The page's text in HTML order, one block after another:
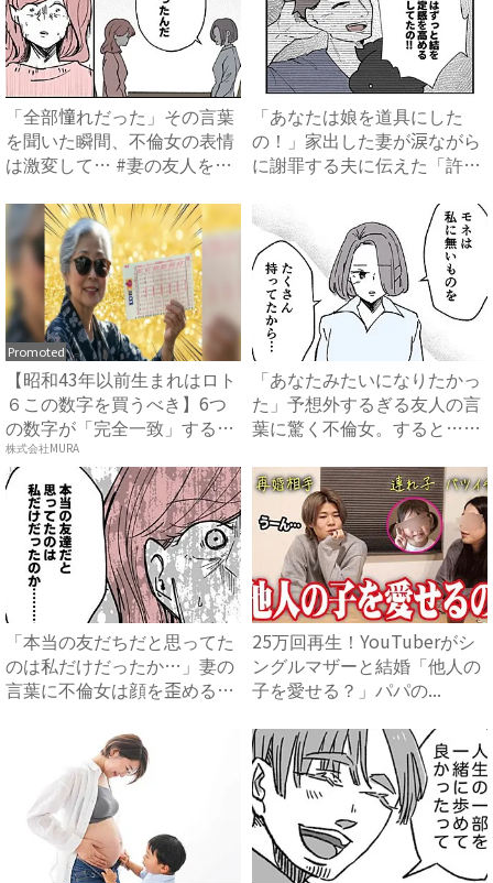
「全部憧れだった」その言葉
を聞いた瞬間、不倫女の表情
は激変して… #妻の友人を
「あなたは娘を道具にした
の！」家出した妻が涙ながら
に謝罪する夫に伝えた「許せ
Promoted
【昭和43年以前生まれはロト
６この数字を買うべき】6つ
の数字が「完全一致」する
方...
株式会社MURA
「あなたみたいになりたかっ
た」予想外するぎる友人の言
葉に驚く不倫女。すると…？
「本当の友だちだと思ってた
のは私だけだったか…」妻の
言葉に不倫女は顔を歪める
25万回再生！YouTuberがシ
ングルマザーと結婚「他人の
子を愛せる？」パパの...